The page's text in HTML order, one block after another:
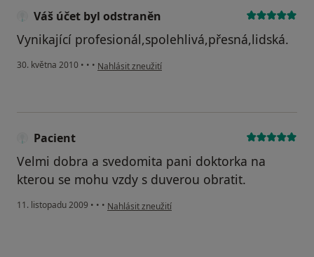
Váš účet byl odstraněn
Vynikající profesionál,spolehlivá,přesná,lidská.
30. května 2010 • • • podle názoru uživatele Váš účet byl odstraněn
Nahlásit zneužití
Pacient
Velmi dobra a svedomita pani doktorka na
kterou se mohu vzdy s duverou obratit.
11. listopadu 2009 • • • podle názoru uživatele Pacient
Nahlásit zneužití